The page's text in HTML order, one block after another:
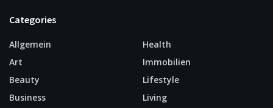
Categories
Allgemein
Art
Beauty
Business
Health
Immobilien
Lifestyle
Living